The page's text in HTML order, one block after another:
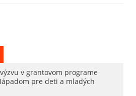
v grantovom programe
pre deti a mladých